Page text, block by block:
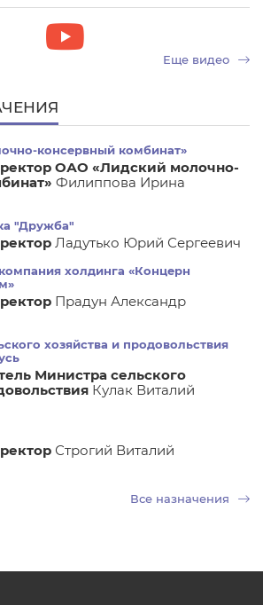
Еще видео
консервный комбинат»
ОАО «Лидский молочно-
Филиппова Ирина
"Дружба"
Ладутько Юрий Сергеевич
холдинга «Концерн
Прадун Александр
хозяйства и продовольствия
Министра сельского
Кулак Виталий
Строгий Виталий
Все назначения